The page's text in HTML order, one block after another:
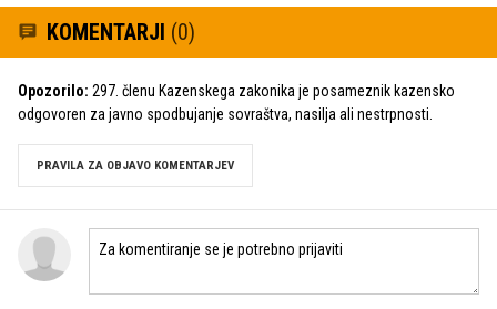
KOMENTARJI (0)
Opozorilo: 297. členu Kazenskega zakonika je posameznik kazensko
odgovoren za javno spodbujanje sovraštva, nasilja ali nestrpnosti.
PRAVILA ZA OBJAVO KOMENTARJEV